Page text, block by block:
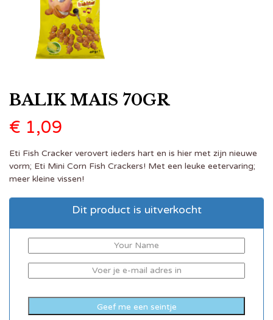
BALIK MAIS 70GR
€ 1,09
Eti Fish Cracker verovert ieders hart en is hier met zijn nieuwe
vorm; Eti Mini Corn Fish Crackers! Met een leuke eetervaring;
meer kleine vissen!
Dit product is uitverkocht